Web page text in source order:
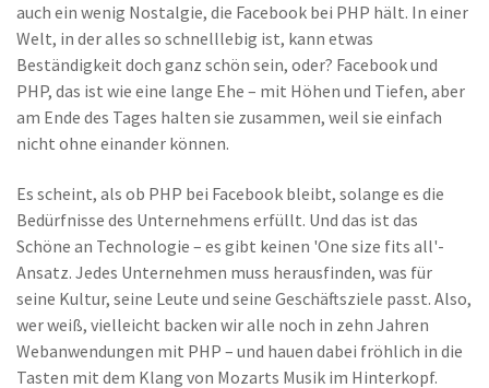
auch ein wenig Nostalgie, die Facebook bei PHP hält. In einer
Welt, in der alles so schnelllebig ist, kann etwas
Beständigkeit doch ganz schön sein, oder? Facebook und
PHP, das ist wie eine lange Ehe – mit Höhen und Tiefen, aber
am Ende des Tages halten sie zusammen, weil sie einfach
nicht ohne einander können.
Es scheint, als ob PHP bei Facebook bleibt, solange es die
Bedürfnisse des Unternehmens erfüllt. Und das ist das
Schöne an Technologie – es gibt keinen 'One size fits all'-
Ansatz. Jedes Unternehmen muss herausfinden, was für
seine Kultur, seine Leute und seine Geschäftsziele passt. Also,
wer weiß, vielleicht backen wir alle noch in zehn Jahren
Webanwendungen mit PHP – und hauen dabei fröhlich in die
Tasten mit dem Klang von Mozarts Musik im Hinterkopf.